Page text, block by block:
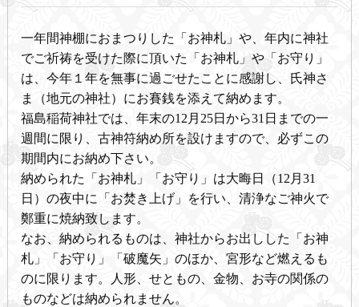
一年間神棚におまつりした「お神札」や、年内に神社
でご祈祷を受けた際に頂いた「お神札」や「お守り」
は、今年１年を無事に過ごせたことに感謝し、氏神さ
ま（地元の神社）にお賽銭を添えて納めます。
福島稲荷神社では、年末の12月25日から31日までの一
週間に限り、古神符納め所を設けますので、必ずこの
期間内にお納め下さい。
納められた「お神札」「お守り」は大晦日（12月31
日）の夜中に「お焚き上げ」を行い、清浄なご神火で
鄭重に焼納致します。
なお、納められるものは、神社からお出しした「お神
札」「お守り」「破魔矢」のほか、宮形など燃えるも
のに限ります。人形、せともの、金物、お寺の関係の
ものなどは納められません。